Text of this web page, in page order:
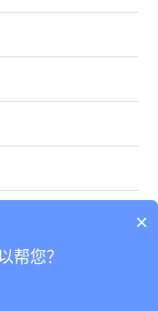
×
帮您？